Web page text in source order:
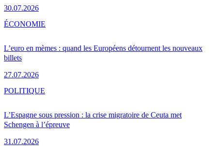
30.07.2026
L’euro en mèmes : quand les Européens détournent les nouveaux
billets
27.07.2026
ÉCONOMIE
L’Espagne sous pression : la crise migratoire de Ceuta met
Schengen à l’épreuve
31.07.2026
POLITIQUE